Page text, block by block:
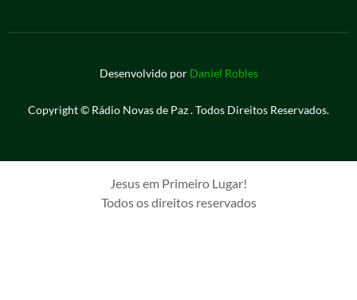
Desenvolvido por Daniel Robles
Copyright © Rádio Novas de Paz . Todos Direitos Reservados.
Jesus em Primeiro Lugar!
Todos os direitos reservados